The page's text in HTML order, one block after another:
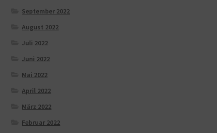
September 2022
August 2022
Juli 2022
Juni 2022
Mai 2022
April 2022
März 2022
Februar 2022